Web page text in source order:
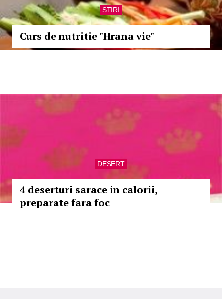
STIRI
Curs de nutritie "Hrana vie"
DESERT
4 deserturi sarace in calorii,
preparate fara foc